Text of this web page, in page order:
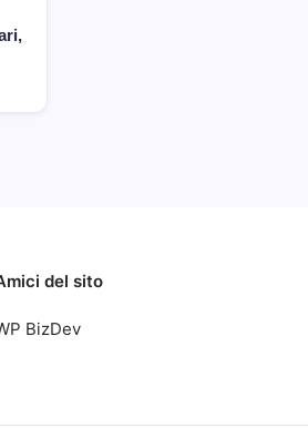
del sito
BizDev